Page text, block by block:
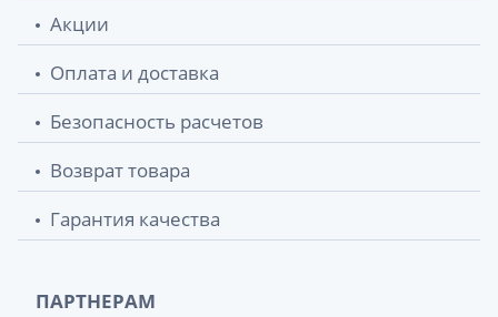
Акции
Оплата и доставка
Безопасность расчетов
Возврат товара
Гарантия качества
ПАРТНЕРАМ